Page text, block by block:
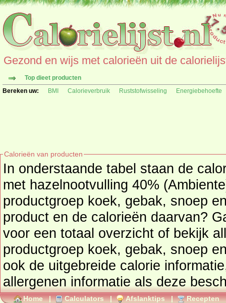
Gezond en wijs met calorieën uit de
Top dieet producten
Bereken uw:
BMI Calorieverbruik Ruststofwisseling Energiebehoefte
Calorieën van producten
In onderstaande tabel staan de
met hazelnootvulling 40%
productgroep koek, gebak, snoep en suikers.
product en de calorieën daarvan?
voor een totaal overzicht of bekijk alle producten uit de
productgroep koek, gebak, snoep
ook de uitgebreide calorie
allergenen informatie als deze
Home | Calculators | Afslanktips | Recepten